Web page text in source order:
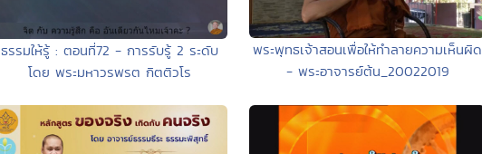
ธรรมให้รู้ : ตอนที่72 - การรับรู้ 2 ระดับ
โดย พระมหาวรพรต กิตติวโร
พระพุทธเจ้าสอนเพื่อให้ทำลายความเห็นผิด
- พระอาจารย์ต้น_20022019